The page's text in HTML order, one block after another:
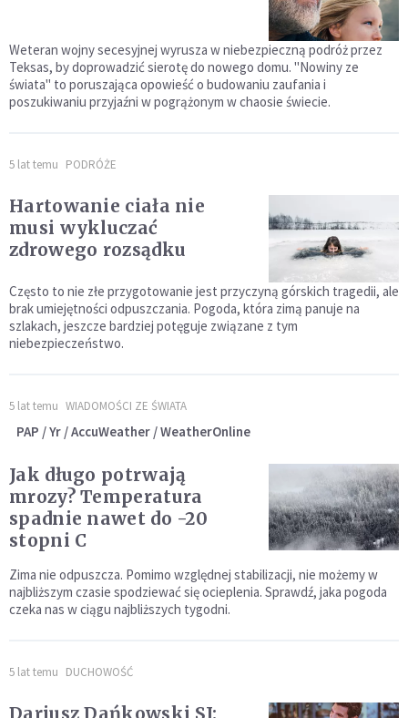
Weteran wojny secesyjnej wyrusza w niebezpieczną podróż przez
Teksas, by doprowadzić sierotę do nowego domu. "Nowiny ze
świata" to poruszająca opowieść o budowaniu zaufania i
poszukiwaniu przyjaźni w pogrążonym w chaosie świecie.
5 lat temu PODRÓŻE
Hartowanie ciała nie
musi wykluczać
zdrowego rozsądku
Często to nie złe przygotowanie jest przyczyną górskich tragedii, ale
brak umiejętności odpuszczania. Pogoda, która zimą panuje na
szlakach, jeszcze bardziej potęguje związane z tym
niebezpieczeństwo.
5 lat temu WIADOMOŚCI ZE ŚWIATA
PAP / Yr / AccuWeather / WeatherOnline
Jak długo potrwają
mrozy? Temperatura
spadnie nawet do -20
stopni C
Zima nie odpuszcza. Pomimo względnej stabilizacji, nie możemy w
najbliższym czasie spodziewać się ocieplenia. Sprawdź, jaka pogoda
czeka nas w ciągu najbliższych tygodni.
5 lat temu DUCHOWOŚĆ
Dariusz Dańkowski SJ: